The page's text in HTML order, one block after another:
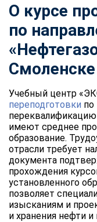
О курсе
по
Смоленске
Учебный центр
переподготовки по
имеют среднее
образование.
отрасли требует
документа
прохождения
установленного
позволяет
изысканиям и
и хранения нефти и